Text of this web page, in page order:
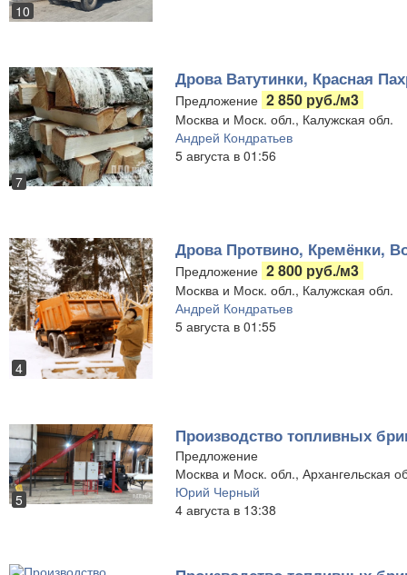
10
7
Дрова Ватутинки, Красная
Предложение 2 850 руб./м3
Москва и Моск. обл., Калужская обл.
Андрей Кондратьев
5 августа в 01:56
4
Дрова Протвино, Кремёнки,
Предложение 2 800 руб./м3
Москва и Моск. обл., Калужская обл.
Андрей Кондратьев
5 августа в 01:55
5
Производство топливных
Предложение
Москва и Моск. обл., Архангельская
Юрий Черный
4 августа в 13:38